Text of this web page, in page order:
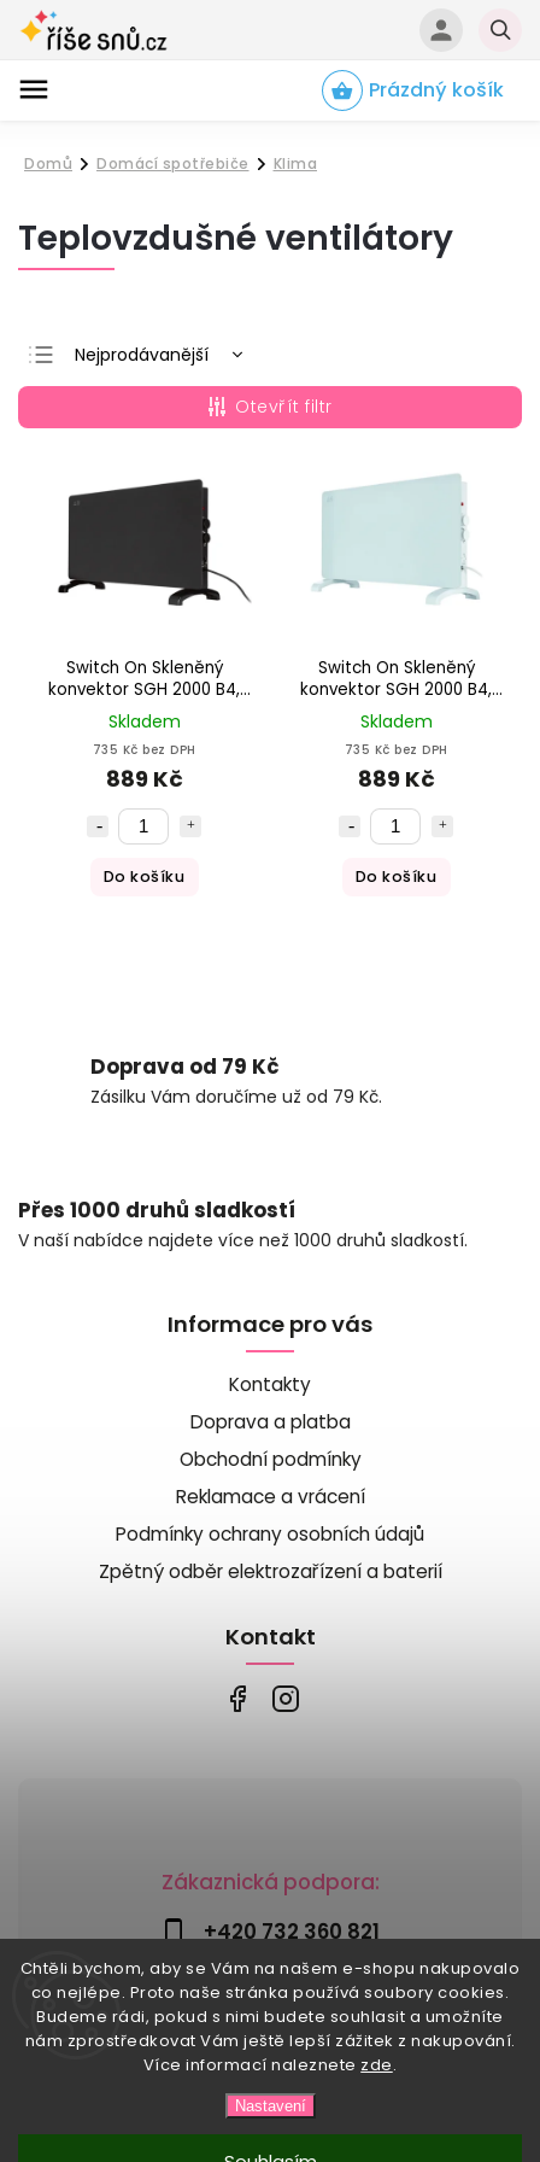
Chtěli bychom, aby se Vám na našem e-shopu nakupovalo
co nejlépe. Proto naše stránka používá soubory cookies.
Budeme rádi, pokud s nimi budete souhlasit a umožníte
nám zprostředkovat Vám ještě lepší zážitek z nakupování.
Více informací naleznete zde.
Nastavení
Prázdný košík
Domů
/
Domácí spotřebiče
/
Klima
Teplovzdušné ventilátory
Nejprodávanější
Nejlevnější
Nejdražší
Otevřít filtr
Switch On Skleněný
konvektor SGH 2000 B4,
černá
Skladem
735 Kč bez DPH
889 Kč
Do košíku
Switch On Skleněný
konvektor SGH 2000 B4,
bílá
Skladem
735 Kč bez DPH
889 Kč
Do košíku
Doprava od 79 Kč
Zásilku Vám doručíme už od 79 Kč.
Přes 1000 druhů sladkostí
V naší nabídce najdete více než 1000 druhů sladkostí.
Zákaznická podpora:
+420 732 360 821
info@risesnu.cz
Informace pro vás
Kontakty
Doprava a platba
Obchodní podmínky
Reklamace a vrácení
Podmínky ochrany osobních údajů
Zpětný odběr elektrozařízení a baterií
Kontakt
Risesnu.cz. Všechna práva vyhrazena.
Upravit nastavení cookies
Shoptet | Design